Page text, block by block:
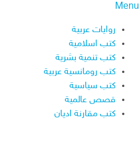
Menu
روايات عربية
كتب اسلامية
كتب تنمية بشرية
كتب رومانسية عربية
كتب سياسية
قصص عالمية
كتب مقارنة اديان